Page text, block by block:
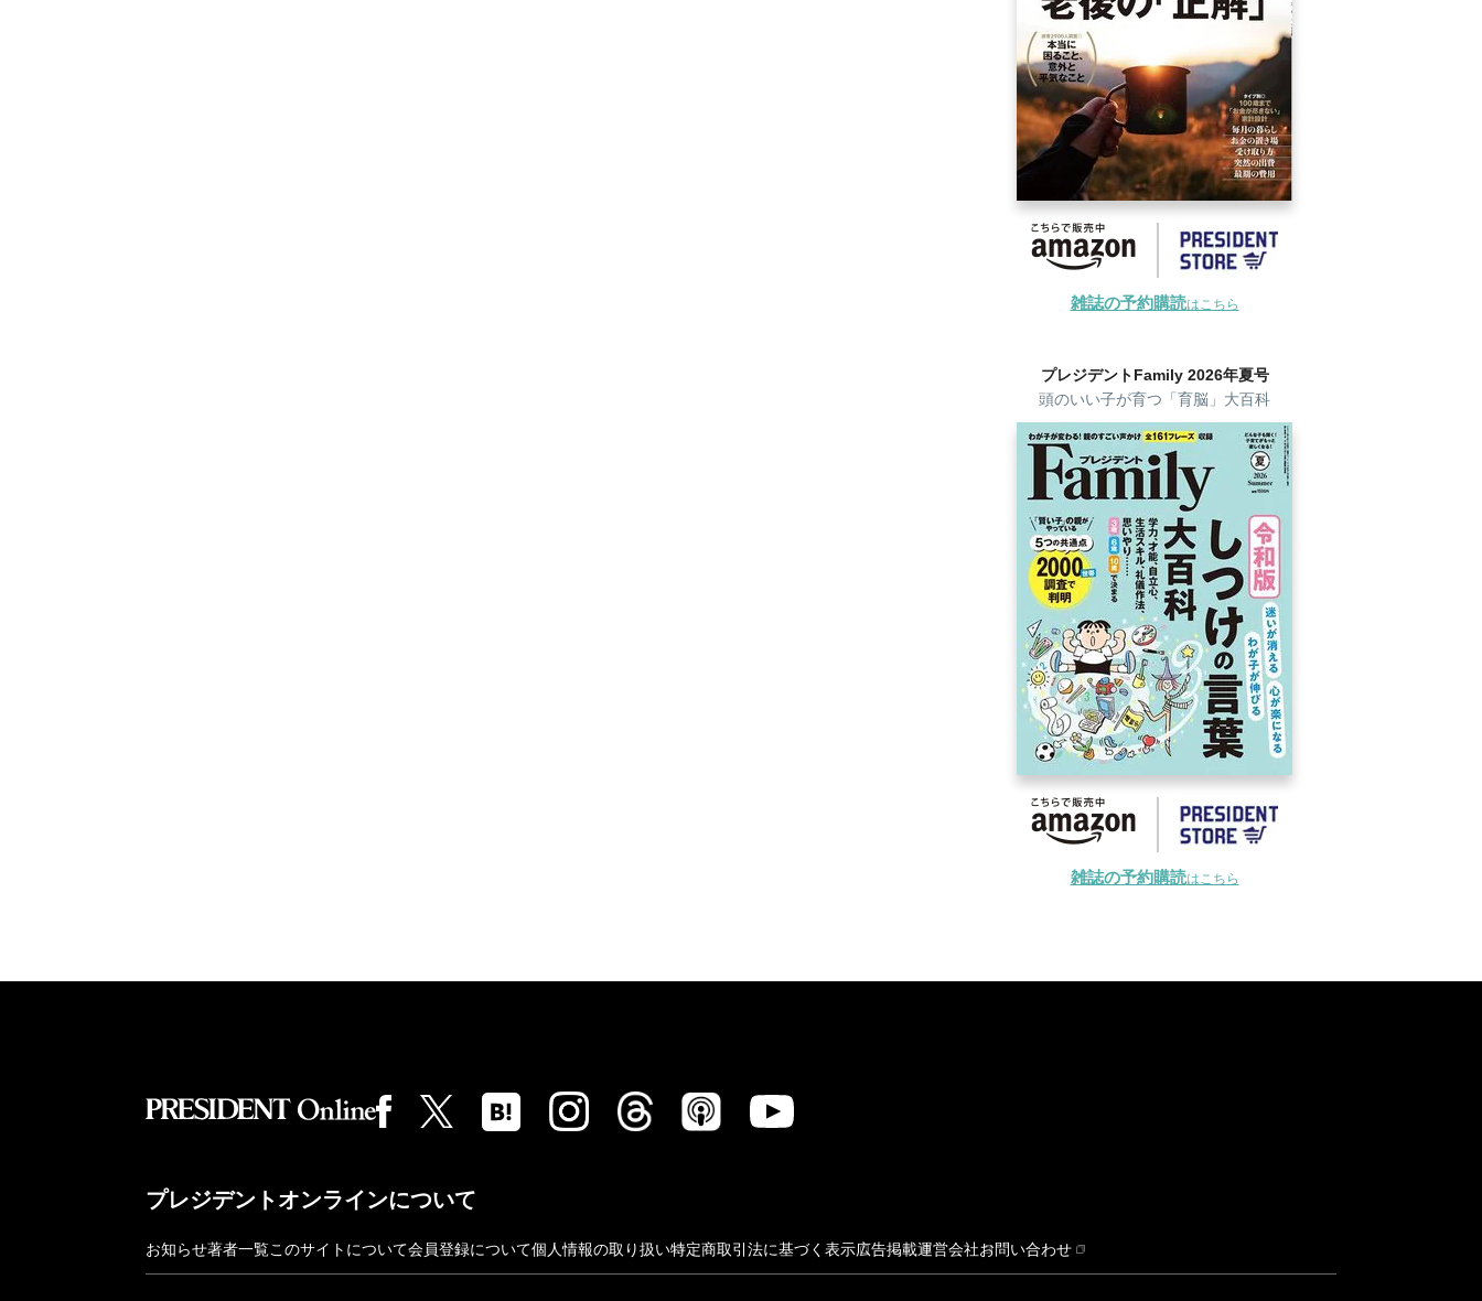
雑誌の予約購読はこちら
プレジデントFamily 2026年夏号
頭のいい子が育つ「育脳」大百科
雑誌の予約購読はこちら
プレジデントオンラインについて
お知らせ著者一覧このサイトについて会員登録について個人情報の取り扱い特定商取引法に基づく表示広告掲載運営会社お問い合わせ